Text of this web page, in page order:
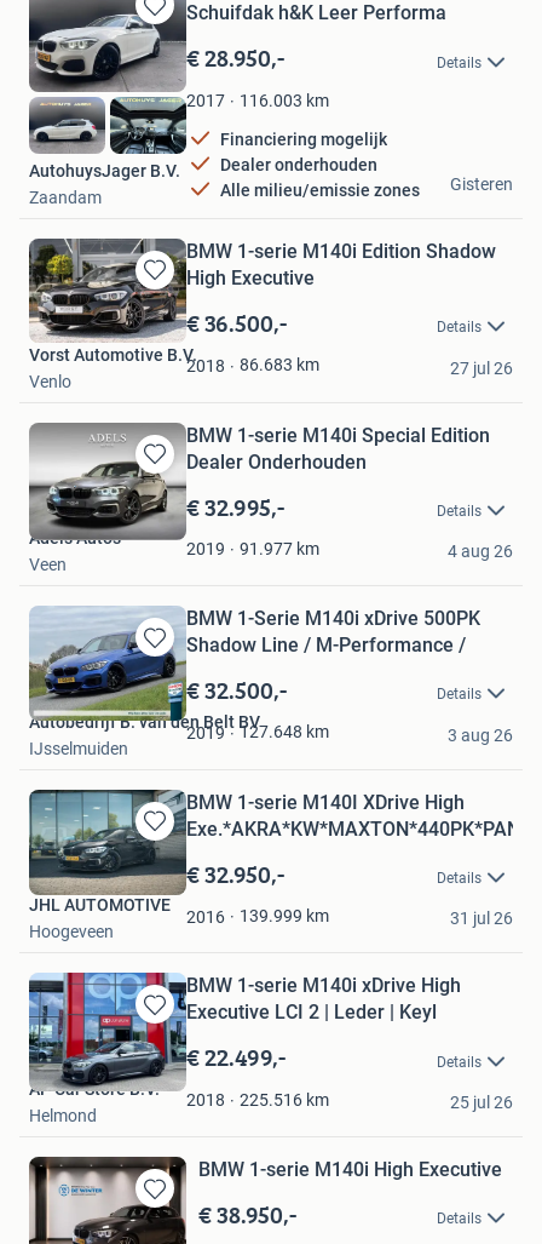
Bewaren
in
Mijn
Favorieten
Schuifdak h&K Leer Performa
€ 28.950,- Details
2017 116.003 km
Financiering mogelijk
Dealer onderhouden
Alle milieu/emissie zones
AutohuysJager B.V.
Zaandam
Gisteren
Bewaren
in
Mijn
Favorieten
BMW 1-serie M140i Edition Shadow
High Executive
€ 36.500,- Details
2018 86.683 km
Vorst Automotive B.V.
Venlo
27 jul 26
Bewaren
in
Mijn
Favorieten
BMW 1-serie M140i Special Edition
Dealer Onderhouden
€ 32.995,- Details
2019 91.977 km
Adels Auto's
Veen
4 aug 26
Bewaren
in
Mijn
Favorieten
BMW 1-Serie M140i xDrive 500PK
Shadow Line / M-Performance /
€ 32.500,- Details
2019 127.648 km
Autobedrijf B. van den Belt BV
IJsselmuiden
3 aug 26
Bewaren
in
Mijn
Favorieten
BMW 1-serie M140I XDrive High
Exe.*AKRA*KW*MAXTON*440PK*PANO
€ 32.950,- Details
2016 139.999 km
JHL AUTOMOTIVE
Hoogeveen
31 jul 26
Bewaren
in
Mijn
Favorieten
BMW 1-serie M140i xDrive High
Executive LCI 2 | Leder | Keyl
€ 22.499,- Details
2018 225.516 km
AP Car Store B.V.
Helmond
25 jul 26
Bewaren
in
BMW 1-serie M140i High Executive
€ 38.950,- Details